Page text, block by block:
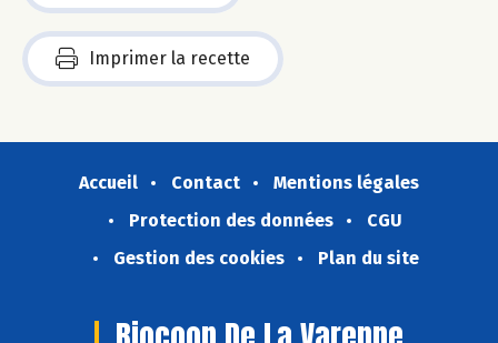
Imprimer la recette
Accueil Contact
Mentions légales
Protection des données
CGU
Gestion des cookies
Plan du site